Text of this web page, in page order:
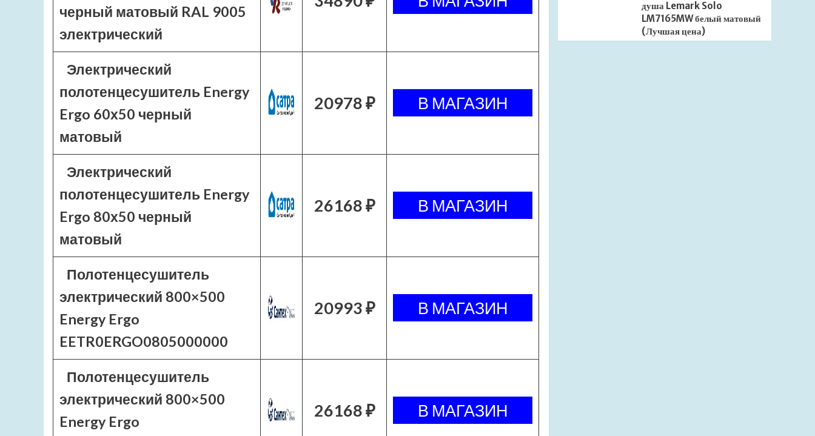
черный матовый RAL 9005
электрический
Электрический
полотенцесушитель Energy
Ergo 60х50 черный
матовый
20978 ₽
Электрический
полотенцесушитель Energy
Ergo 80х50 черный
матовый
26168 ₽
Полотенцесушитель
электрический 800×500
Energy Ergo
EETR0ERGO0805000000
20993 ₽
Полотенцесушитель
электрический 800×500
Energy Ergo
26168 ₽
душа Lemark Solo
LM7165MW белый матовый
(Лучшая цена)